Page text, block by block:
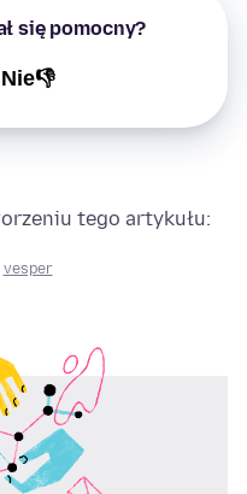
się pomocny?
Nie👎
tego artykułu:
vesper